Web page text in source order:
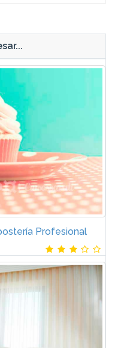
Profesional
y materias
de crema
mantequilla, a base de